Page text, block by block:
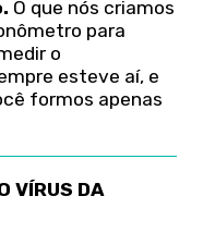
O que nós criamos
para
o
esteve aí, e
formos apenas
VÍRUS DA